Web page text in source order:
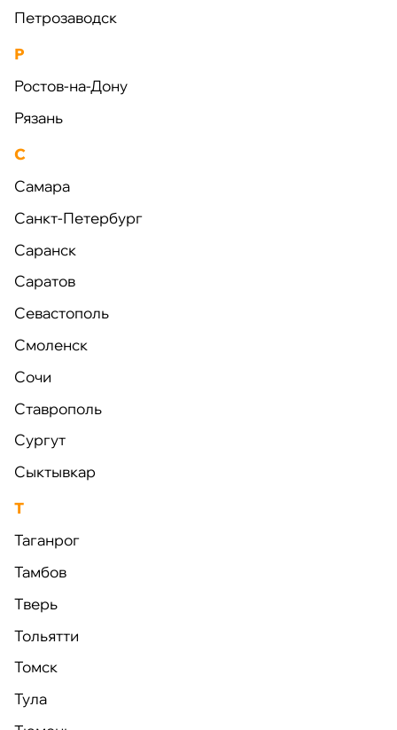
Наши проекты
Сила Сибири
Заполните форму
Мы свяжемся с вами в ближайшее время и ответим
на все вопросы.
Петрозаводск
Р
Ростов-на-Дону
Рязань
С
Самара
Санкт-Петербург
Саранск
Саратов
Севастополь
Смоленск
Сочи
Ставрополь
Сургут
Сыктывкар
Т
Таганрог
Тамбов
Тверь
Тольятти
Томск
Тула